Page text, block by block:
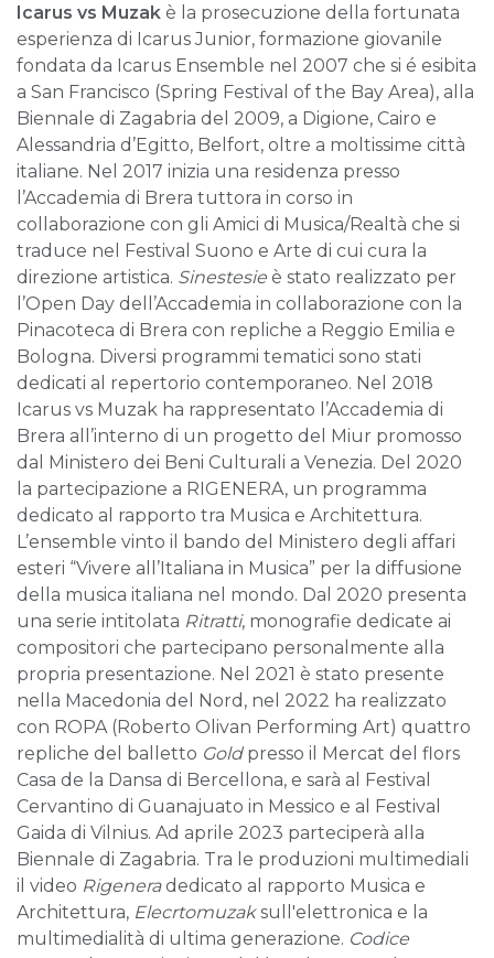
Icarus vs Muzak è la prosecuzione della fortunata
esperienza di Icarus Junior, formazione giovanile
fondata da Icarus Ensemble nel 2007 che si é esibita
a San Francisco (Spring Festival of the Bay Area), alla
Biennale di Zagabria del 2009, a Digione, Cairo e
Alessandria d’Egitto, Belfort, oltre a moltissime città
italiane. Nel 2017 inizia una residenza presso
l’Accademia di Brera tuttora in corso in
collaborazione con gli Amici di Musica/Realtà che si
traduce nel Festival Suono e Arte di cui cura la
direzione artistica. Sinestesie è stato realizzato per
l’Open Day dell’Accademia in collaborazione con la
Pinacoteca di Brera con repliche a Reggio Emilia e
Bologna. Diversi programmi tematici sono stati
dedicati al repertorio contemporaneo. Nel 2018
Icarus vs Muzak ha rappresentato l’Accademia di
Brera all’interno di un progetto del Miur promosso
dal Ministero dei Beni Culturali a Venezia. Del 2020
la partecipazione a RIGENERA, un programma
dedicato al rapporto tra Musica e Architettura.
L’ensemble vinto il bando del Ministero degli affari
esteri “Vivere all’Italiana in Musica” per la diffusione
della musica italiana nel mondo. Dal 2020 presenta
una serie intitolata Ritratti, monografie dedicate ai
compositori che partecipano personalmente alla
propria presentazione. Nel 2021 è stato presente
nella Macedonia del Nord, nel 2022 ha realizzato
con ROPA (Roberto Olivan Performing Art) quattro
repliche del balletto Goldpresso il Mercat del flors
Casa de la Dansa di Bercellona, e sarà al Festival
Cervantino di Guanajuato in Messico e al Festival
Gaida di Vilnius. Ad aprile 2023 parteciperà alla
Biennale di Zagabria. Tra le produzioni multimediali
il video Rigeneradedicato al rapporto Musica e
Architettura, Elecrtomuzaksull'elettronica e la
multimedialità di ultima generazione. Codice